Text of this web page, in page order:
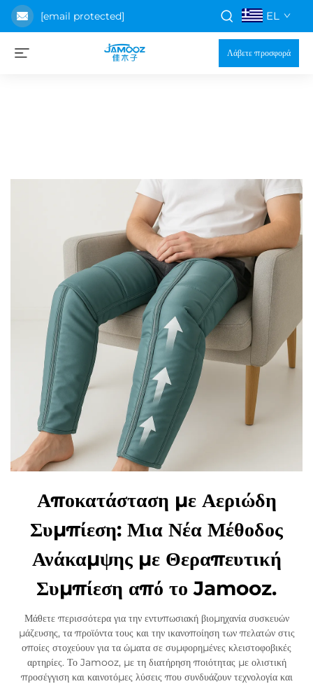
[email protected] EL
Λάβετε προσφορά
Αποκατάσταση με Αεριώδη
Συμπίεση: Μια Νέα Μέθοδος
Ανάκαμψης με Θεραπευτική
Συμπίεση από το Jamooz.
Μάθετε περισσότερα για την εντυπωσιακή βιομηχανία συσκευών
μάζευσης, τα προϊόντα τους και την ικανοποίηση των πελατών στις
οποίες στοχεύουν για τα ώματα σε συμφορημένες κλειστοφοβικές
αρτηρίες. Το Jamooz, με τη διατήρηση ποιότητας με ολιστική
προσέγγιση και καινοτόμες λύσεις που συνδυάζουν τεχνολογία και